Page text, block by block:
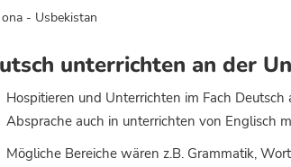
- Usbekistan
unterrichten an der
Hospitieren und Unterrichten im Fach Deutsch
Absprache auch in unterrichten von Englisch
Mögliche Bereiche wären z.B. Grammatik,